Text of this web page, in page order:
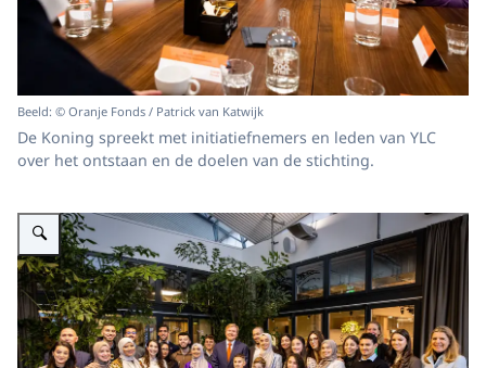
Beeld: © Oranje Fonds / Patrick van Katwijk
De Koning spreekt met initiatiefnemers en leden van YLC
over het ontstaan en de doelen van de stichting.
Vergroot afbeelding Koning Willem-Alexander brengt een bezoek aan